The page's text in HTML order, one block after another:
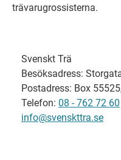
trävarugrossisterna.
Svenskt Trä
Besöksadress:
Postadress: Box
Telefon: 08 - 762 72 60
info@svenskttra.se